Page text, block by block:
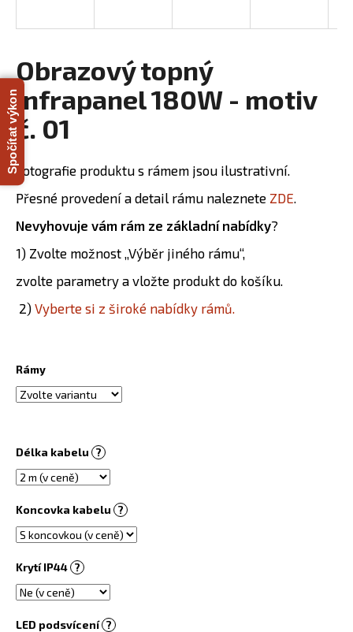
Obrazový topný
infrapanel 180W - motiv
č. 01
Fotografie produktu s rámem jsou ilustrativní.
Přesné provedení a detail rámu naleznete ZDE.
Nevyhovuje vám rám ze základní nabídky?
1) Zvolte možnost „Výběr jiného rámu“,
zvolte parametry a vložte produkt do košíku.
2) Vyberte si z široké nabídky rámů.
Rámy
Délka kabelu ?
Koncovka kabelu ?
Krytí IP44 ?
LED podsvícení ?
í
t
?
D
p
o
u
j
e
e
PŘÍRODNÍ
INFRAPANEL
450
W
PŘISAZENÝ
170
Kč
Spočítat výkon